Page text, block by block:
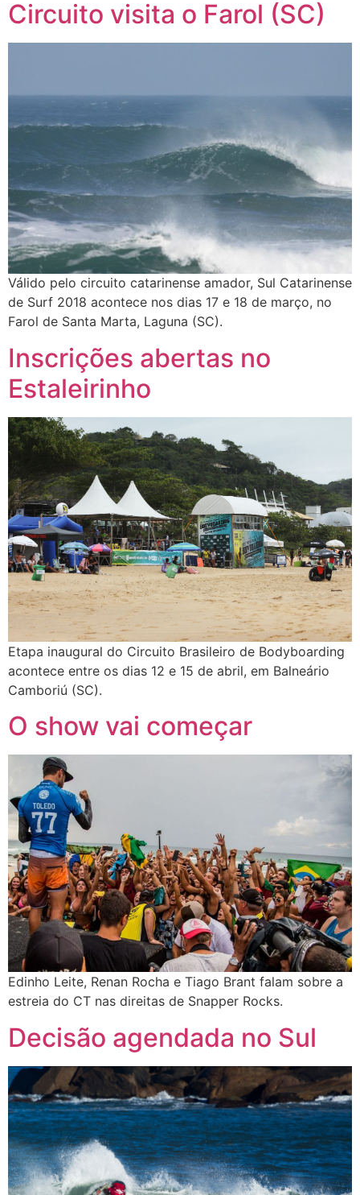
Circuito visita o Farol (SC)
Válido pelo circuito catarinense amador, Sul Catarinense
de Surf 2018 acontece nos dias 17 e 18 de março, no
Farol de Santa Marta, Laguna (SC).
Inscrições abertas no
Estaleirinho
Etapa inaugural do Circuito Brasileiro de Bodyboarding
acontece entre os dias 12 e 15 de abril, em Balneário
Camboriú (SC).
O show vai começar
Edinho Leite, Renan Rocha e Tiago Brant falam sobre a
estreia do CT nas direitas de Snapper Rocks.
Decisão agendada no Sul